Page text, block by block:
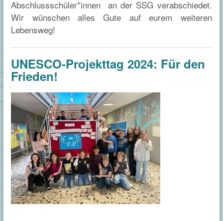
Abschlussschüler*innen an der SSG verabschiedet.
Wir wünschen alles Gute auf eurem weiteren
Lebensweg!
UNESCO-Projekttag 2024: Für den
Frieden!